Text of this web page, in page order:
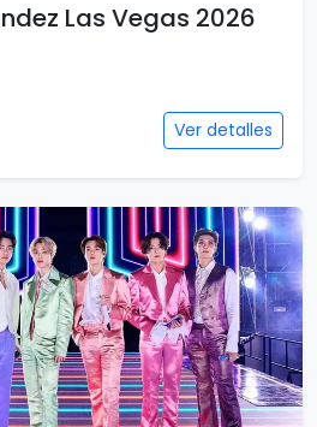
Las Vegas 2026
Ver detalles